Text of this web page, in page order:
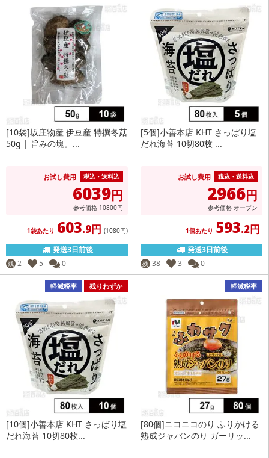
[10袋]坂庄物産 伊豆産 特撰冬菇
50g | 旨みの塊。...
お試し費用 税込・送料込
6039円
参考価格 10800円
1袋あたり 603.9円 (1080円)
発送3日前後
残 2 5 0
[5個]小善本店 KHT さっぱり塩
だれ海苔 10切80枚 ...
お試し費用 税込・送料込
2966円
参考価格 オープン
1個あたり 593.2円
発送3日前後
残 38 3 0
軽減税率 残りわずか
[10個]小善本店 KHT さっぱり塩
だれ海苔 10切80枚...
軽減税率
[80個]ニコニコのり ふりかける
熟成ジャバンのり ガーリッ...